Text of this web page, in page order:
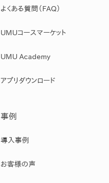
よくある質問（FAQ）
UMUコースマーケット
UMU Academy
アプリダウンロード
事例
導入事例
お客様の声